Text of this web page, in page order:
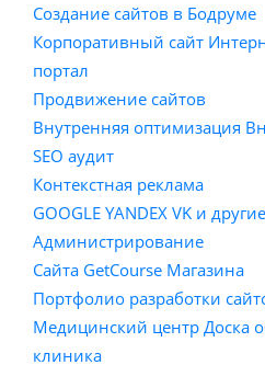
Создание сайтов в Бодруме
Корпоративный сайт
портал
Продвижение сайтов
Внутренняя оптимизация
SEO аудит
Контекстная реклама
GOOGLE YANDEX VK и другие
Администрирование
Сайта GetCourse Магазина
Портфолио разработки
Медицинский центр Доска
клиника